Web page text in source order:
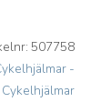
507758
-
Cykelhjälmar